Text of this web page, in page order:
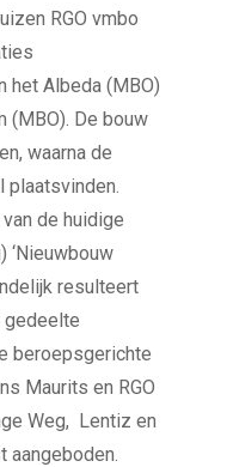
RGO vmbo
het Albeda (MBO)
(MBO). De bouw
waarna de
plaatsvinden.
de huidige
‘Nieuwbouw
resulteert
gedeelte
beroepsgerichte
Maurits en RGO
Weg, Lentiz en
aangeboden.